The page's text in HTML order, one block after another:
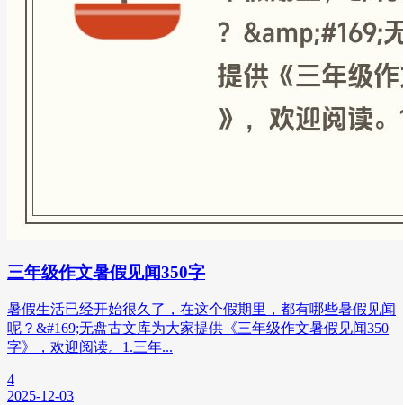
三年级作文暑假见闻350字
暑假生活已经开始很久了，在这个假期里，都有哪些暑假见闻
呢？&#169;无盘古文库为大家提供《三年级作文暑假见闻350
字》，欢迎阅读。1.三年...
4
2025-12-03